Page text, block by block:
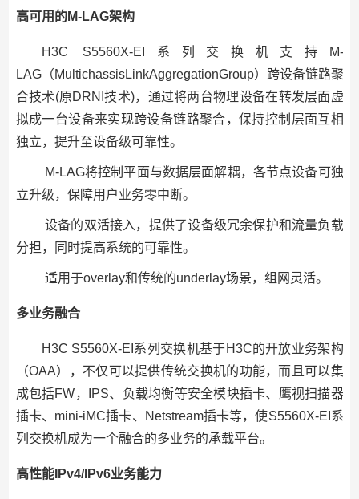
高可用的M-LAG架构
H3C S5560X-EI系列交换机支持M-
LAG（MultichassisLinkAggregationGroup）跨设备链路聚
合技术(原DRNI技术)，通过将两台物理设备在转发层面虚
拟成一台设备来实现跨设备链路聚合，保持控制层面互相
独立，提升至设备级可靠性。
M-LAG将控制平面与数据层面解耦，各节点设备可独
立升级，保障用户业务零中断。
设备的双活接入，提供了设备级冗余保护和流量负载
分担，同时提高系统的可靠性。
适用于overlay和传统的underlay场景，组网灵活。
多业务融合
H3C S5560X-EI系列交换机基于H3C的开放业务架构
（OAA），不仅可以提供传统交换机的功能，而且可以集
成包括FW，IPS、负载均衡等安全模块插卡、鹰视扫描器
插卡、mini-iMC插卡、Netstream插卡等，使S5560X-EI系
列交换机成为一个融合的多业务的承载平台。
高性能IPv4/IPv6业务能力